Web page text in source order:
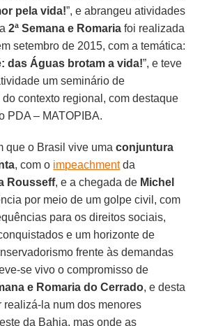
pela vida!”, e abrangeu atividades
a2ª Semana e Romaria foi realizada
setembro de 2015, com a temática:
das Águas brotam a vida!”, e teve
um seminário de
contexto regional, com destaque
PDA – MATOPIBA.
que o Brasil vive umaconjuntura
, com o impeachmentda
Rousseff, e a chegada de Michel
por meio de um golpe civil, com
para os direitos sociais,
e um horizonte de
frente às demandas
se vivo o compromisso de
e Romaria do Cerrado, e desta
realizá-la num dos menores
da Bahia, mas onde as